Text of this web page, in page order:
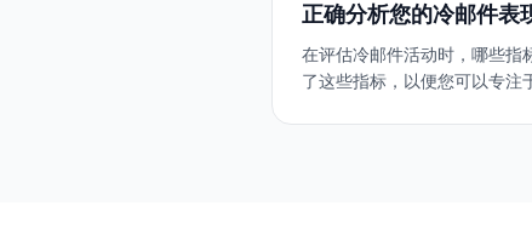
正确分析您的冷邮件表
在评估冷邮件活动时，哪些指
了这些指标，以便您可以专注